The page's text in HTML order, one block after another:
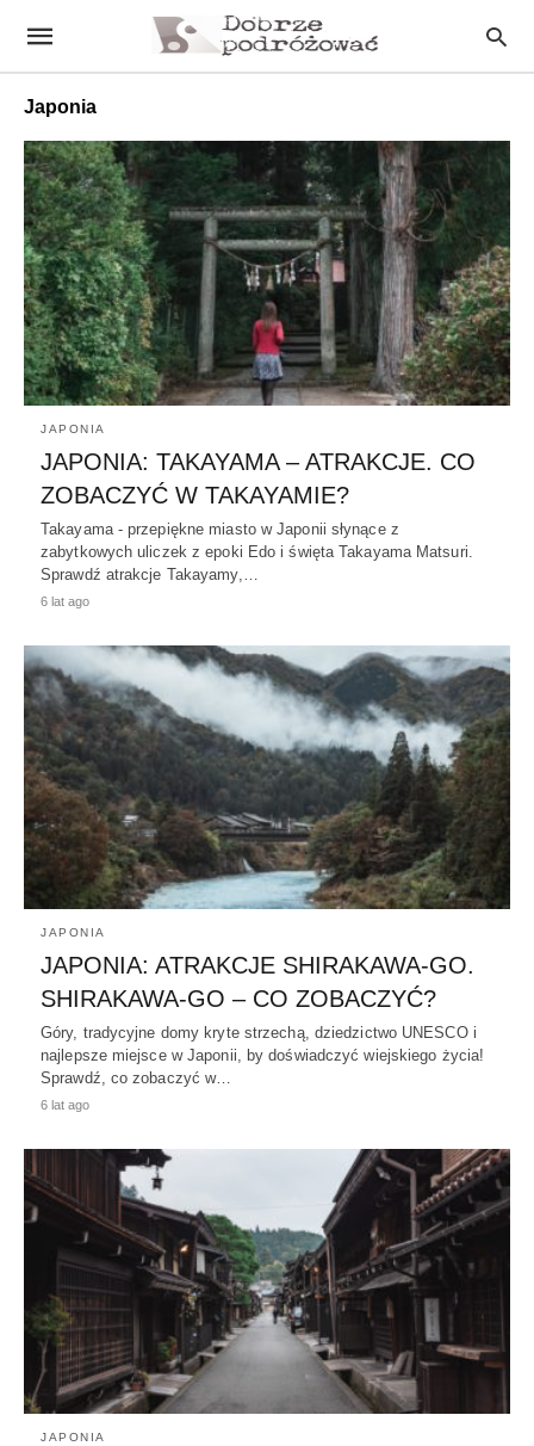
Japonia
JAPONIA
JAPONIA: TAKAYAMA – ATRAKCJE. CO
ZOBACZYĆ W TAKAYAMIE?
Takayama - przepiękne miasto w Japonii słynące z
zabytkowych uliczek z epoki Edo i święta Takayama Matsuri.
Sprawdź atrakcje Takayamy,…
6 lat ago
JAPONIA
JAPONIA: ATRAKCJE SHIRAKAWA-GO.
SHIRAKAWA-GO – CO ZOBACZYĆ?
Góry, tradycyjne domy kryte strzechą, dziedzictwo UNESCO i
najlepsze miejsce w Japonii, by doświadczyć wiejskiego życia!
Sprawdź, co zobaczyć w…
6 lat ago
JAPONIA